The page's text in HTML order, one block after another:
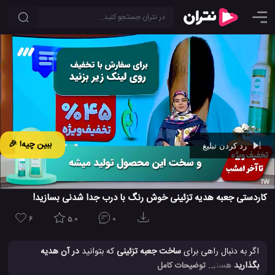
ببین چیه! 🎉 رد کردن تبلیغ
00:43
کاردستی جعبه هدیه تزئینی خوش رنگ با درب جدا شدنی بسازید!
6 5.0 0
اگر به دنبال راهی برایساخت جعبه تزئینی که بتوانید در آن هدیه
بگذارید هستید، در این ویدیو، به شما نشان داده می شود که چگونه
... توضیحات کامل